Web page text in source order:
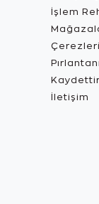
İşlem
İletişim